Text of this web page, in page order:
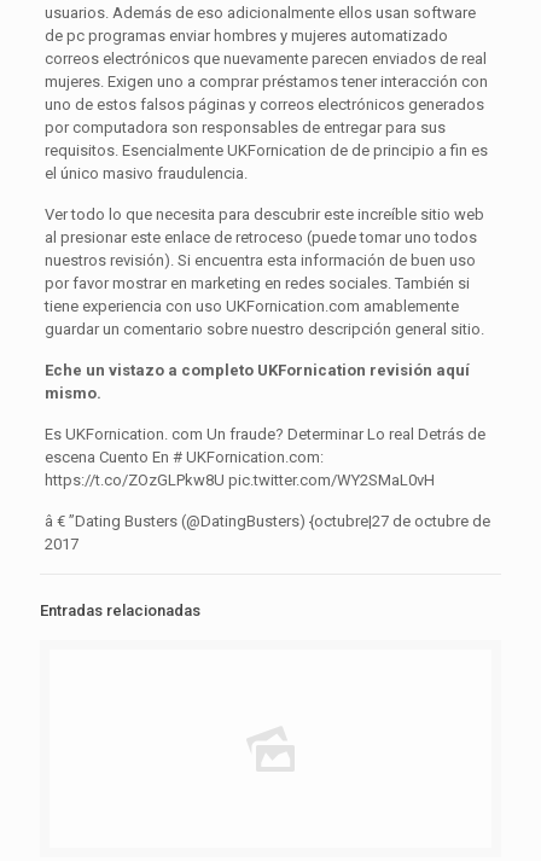
usuarios. Además de eso adicionalmente ellos usan software
de pc programas enviar hombres y mujeres automatizado
correos electrónicos que nuevamente parecen enviados de real
mujeres. Exigen uno a comprar préstamos tener interacción con
uno de estos falsos páginas y correos electrónicos generados
por computadora son responsables de entregar para sus
requisitos. Esencialmente UKFornication de de principio a fin es
el único masivo fraudulencia.
Ver todo lo que necesita para descubrir este increíble sitio web
al presionar este enlace de retroceso (puede tomar uno todos
nuestros revisión). Si encuentra esta información de buen uso
por favor mostrar en marketing en redes sociales. También si
tiene experiencia con uso UKFornication.com amablemente
guardar un comentario sobre nuestro descripción general sitio.
Eche un vistazo a completo UKFornication revisión aquí
mismo.
Es UKFornication. com Un fraude? Determinar Lo real Detrás de
escena Cuento En # UKFornication.com:
https://t.co/ZOzGLPkw8U pic.twitter.com/WY2SMaL0vH
â € ”Dating Busters (@DatingBusters) {octubre|27 de octubre de
2017
Entradas relacionadas